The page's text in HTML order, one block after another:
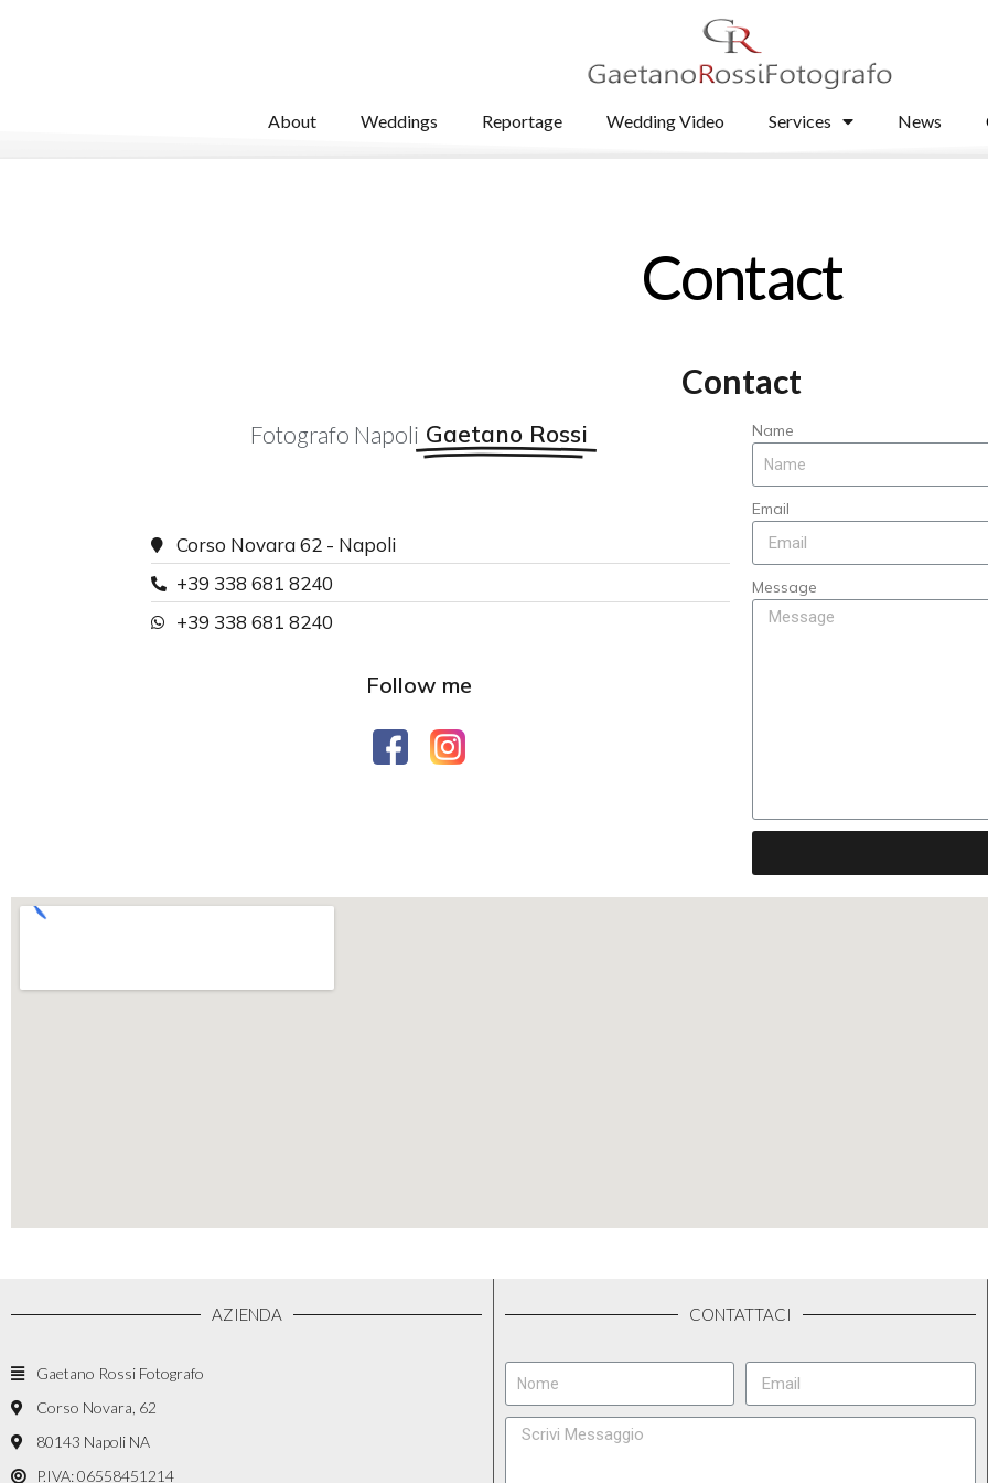
About Weddings Reportage Wedding Video Services News
Contact
Contact
Fotografo Napoli Gaetano Rossi
Corso Novara 62 - Napoli
+39 338 681 8240
+39 338 681 8240
Follow me
Name
Email
Message
AZIENDA
Gaetano Rossi Fotografo
Corso Novara, 62
80143 Napoli NA
P.IVA: 06558451214
CONTATTACI